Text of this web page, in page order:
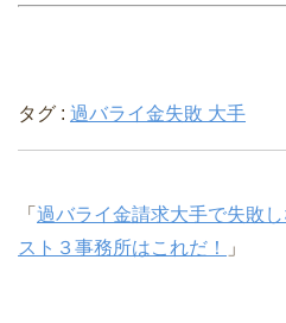
タグ : 過バライ金失敗 大手
「 過バライ金請求大手で失敗
スト３事務所はこれだ！
」